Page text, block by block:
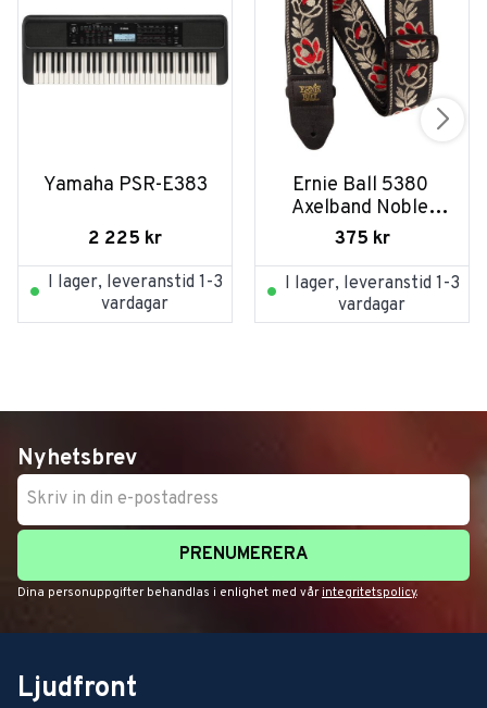
Yamaha PSR-E383
2 225 kr
I lager, leveranstid 1-3
vardagar
Ernie Ball 5380
Axelband Noble
Rose
375 kr
I lager, leveranstid 1-3
vardagar
Nyhetsbrev
PRENUMERERA
Dina personuppgifter behandlas i enlighet med vår integritetspolicy.
Ljudfront